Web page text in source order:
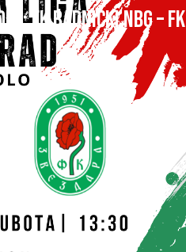
FK RADNIČKI NBG – FK